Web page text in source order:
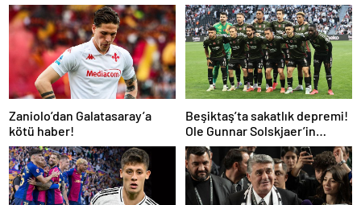
Zaniolo’dan Galatasaray’a
kötü haber!
Beşiktaş’ta sakatlık depremi!
Ole Gunnar Solskjaer’in
tepkisi dikkat çekti